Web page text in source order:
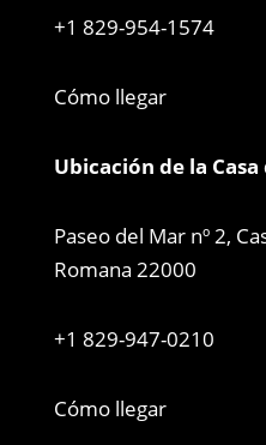
+1 829-954-1574
Cómo llegar
Ubicación de la Casa
Paseo del Mar nº 2,
Romana 22000
+1 829-947-0210
Cómo llegar